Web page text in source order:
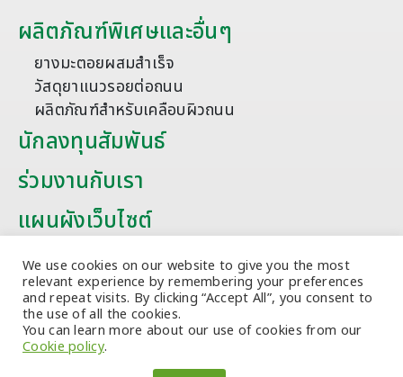
ผลิตภัณฑ์พิเศษและอื่นๆ
ยางมะตอยผสมสำเร็จ
วัสดุยาแนวรอยต่อถนน
ผลิตภัณฑ์สำหรับเคลือบผิวถนน
นักลงทุนสัมพันธ์
ร่วมงานกับเรา
แผนผังเว็บไซต์
บทความ
We use cookies on our website to give you the most
relevant experience by remembering your preferences
and repeat visits. By clicking “Accept All”, you consent to
the use of all the cookies.
You can learn more about our use of cookies from our
Cookie policy.